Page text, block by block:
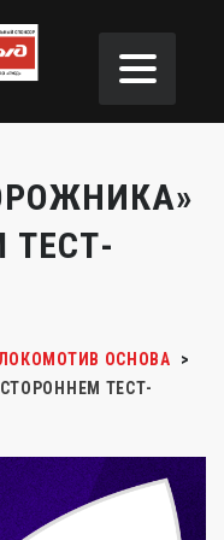
ТЕСТ-
ОСНОВА
>
ТЕСТ-